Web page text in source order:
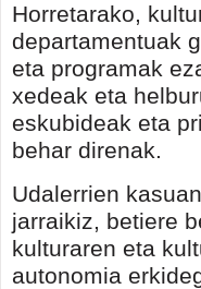
Horretarako,
departamentuak
eta programak
xedeak eta
eskubideak eta
behar direnak.
Udalerrien
jarraikiz, betiere
kulturaren eta
autonomia